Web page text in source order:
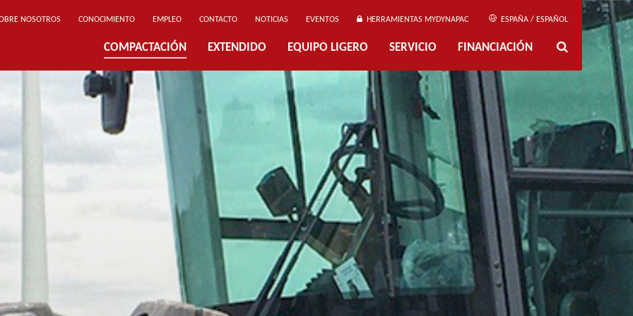
NOSOTROS CONOCIMIENTO EMPLEO CONTACTO NOTICIAS EVENTOS HERRAMIENTAS MYDYNAPAC ESPAÑA / ESPAÑOL
COMPACTACIÓN EXTENDIDO EQUIPO LIGERO SERVICIO FINANCIACIÓN